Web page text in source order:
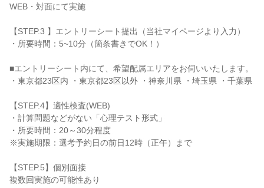
WEB・対面にて実施
【STEP.3 】エントリーシート提出（当社マイページより入力）
・所要時間：5~10分（箇条書きでOK！）
■エントリーシート内にて、希望配属エリアをお伺いいたします。
・東京都23区内 ・東京都23区以外 ・神奈川県 ・埼玉県 ・千葉県
【STEP.4】適性検査(WEB)
・計算問題などがない「心理テスト形式」
・所要時間：20～30分程度
※実施期限：選考予約日の前日12時（正午）まで
【STEP.5】個別面接
複数回実施の可能性あり